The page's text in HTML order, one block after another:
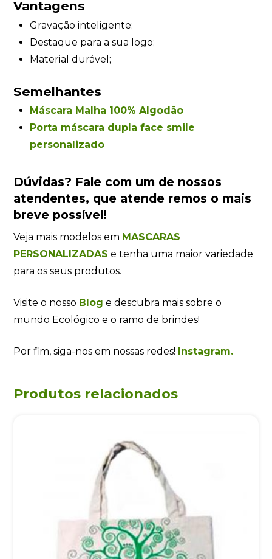
Vantagens
Gravação inteligente;
Destaque para a sua logo;
Material durável;
Semelhantes
Máscara Malha 100% Algodão
Porta máscara dupla face smile
personalizado
Dúvidas? Fale com um de nossos
atendentes, que atende remos o mais
breve possível!
Veja mais modelos em MASCARAS
PERSONALIZADAS e tenha uma maior variedade
para os seus produtos.
Visite o nosso Blog e descubra mais sobre o
mundo Ecológico e o ramo de brindes!
Por fim, siga-nos em nossas redes! Instagram.
Produtos relacionados